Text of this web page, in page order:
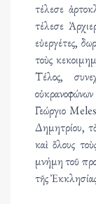
τέλεσε
τέλεσε
εὐεργέτες,
τοὺς
Τέλος,
Γεώργιο
Δημητρίου,
καὶ ὅλους
μνήμη τοῦ
τῆς